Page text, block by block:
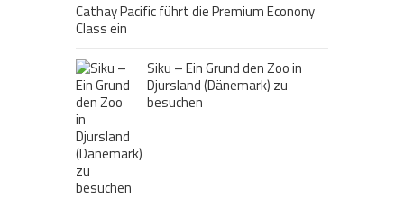
Cathay Pacific führt die Premium Econony
Class ein
Siku – Ein Grund den Zoo in
Djursland (Dänemark) zu
besuchen